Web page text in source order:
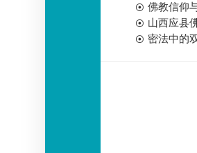
佛教信仰
山西应县
密法中的